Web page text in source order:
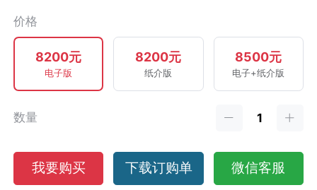
价格
8200元
电子版
8200元
纸介版
8500元
电子+纸介版
数量
我要购买 下载订购单 微信客服